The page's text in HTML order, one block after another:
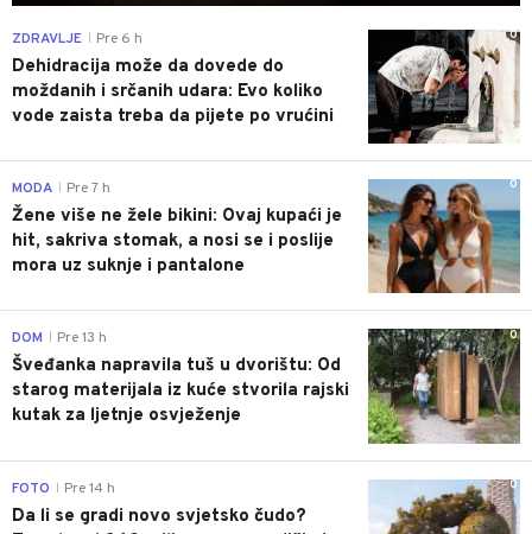
0
ZDRAVLJE Pre 6 h
Dehidracija može da dovede do
moždanih i srčanih udara: Evo koliko
vode zaista treba da pijete po vrućini
0
MODA Pre 7 h
Žene više ne žele bikini: Ovaj kupaći je
hit, sakriva stomak, a nosi se i poslije
mora uz suknje i pantalone
0
DOM Pre 13 h
Šveđanka napravila tuš u dvorištu: Od
starog materijala iz kuće stvorila rajski
kutak za ljetnje osvježenje
0
FOTO Pre 14 h
Da li se gradi novo svjetsko čudo?